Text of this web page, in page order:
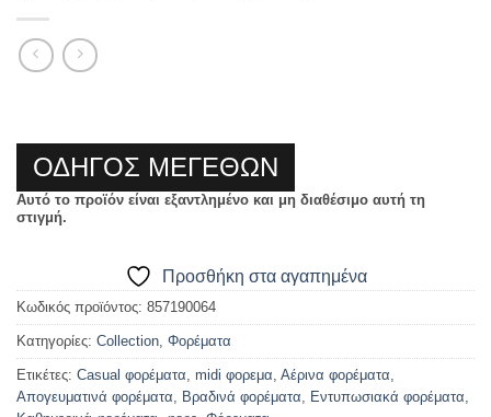
ΟΔΗΓΟΣ ΜΕΓΕΘΩΝ
Αυτό το προϊόν είναι εξαντλημένο και μη διαθέσιμο αυτή τη
στιγμή.
Προσθήκη στα αγαπημένα
Κωδικός προϊόντος: 857190064
Κατηγορίες: Collection, Φορέματα
Ετικέτες: Casual φορέματα, midi φορεμα, Αέρινα φορέματα,
Απογευματινά φορέματα, Βραδινά φορέματα, Εντυπωσιακά φορέματα,